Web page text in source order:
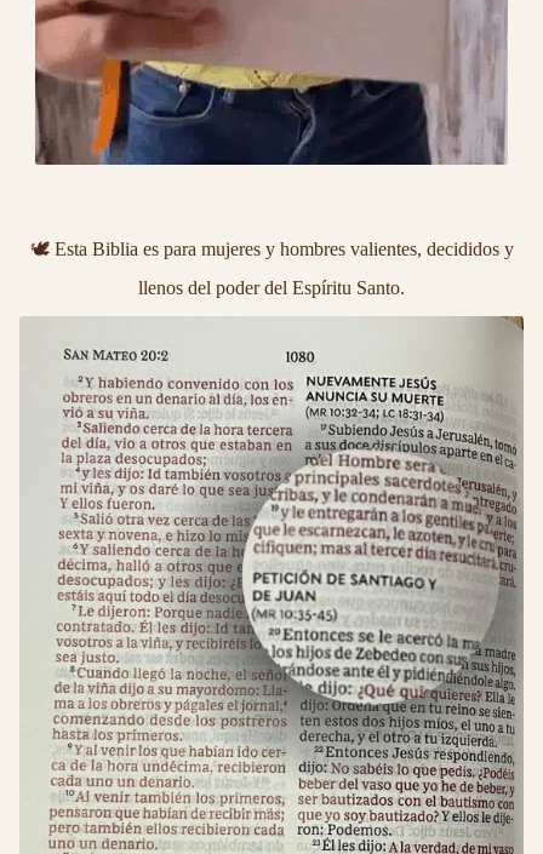
🕊️ Esta Biblia es para mujeres y hombres valientes, decididos y
llenos del poder del Espíritu Santo.